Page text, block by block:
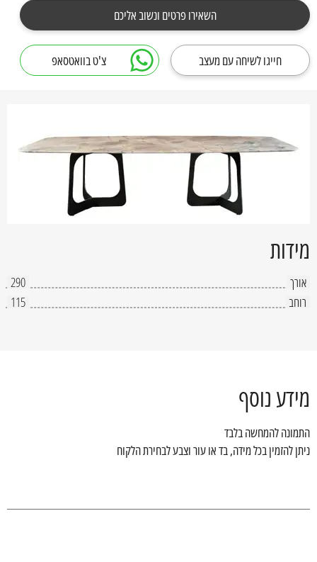
השאירו פרטים ונשוב אליכם
חייגו לשיחה עם מעצב צ'ט בוואטסאפ
מידות
אורך
290
רוחב
115
מידע נוסף
התמונה להמחשה בלבד
ניתן להזמין בכל מידה, בד או עור וצבע לבחירת הלקוח